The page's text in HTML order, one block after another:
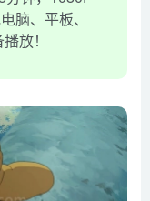
脑、平板、
放！